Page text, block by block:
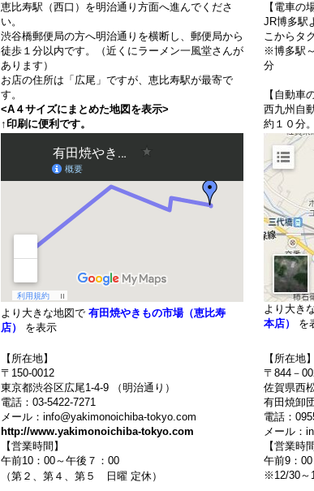
恵比寿駅（西口）を明治通り方面へ進んでくださ
い。
渋谷橋郵便局の方へ明治通りを横断し、郵便局から
徒歩１分以内です。（近くにラーメン一風堂さんが
あります）
お店の住所は「広尾」ですが、恵比寿駅が最寄で
す。
<A４サイズにまとめた地図を表示>
↑印刷に便利です。
【電車の
JR博多駅
こからタ
※博多駅
分
【自動車
西九州自
約１０分。
より大きな地図で 有田焼やきもの市場（恵比寿
店）
を表示
より大き
本店）
を
【所在地】
〒150-0012
東京都渋谷区広尾1-4-9 （明治通り）
電話：03-5422-7271
メール：info@yakimonoichiba-tokyo.com
http://www.yakimonoichiba-tokyo.com
【営業時間】
午前10：00～午後７：00
（第２、第４、第５ 日曜 定休）
【所在地】
〒844－
佐賀県西
有田焼卸
電話：
メール：
【営業時
午前9：
※12/30～